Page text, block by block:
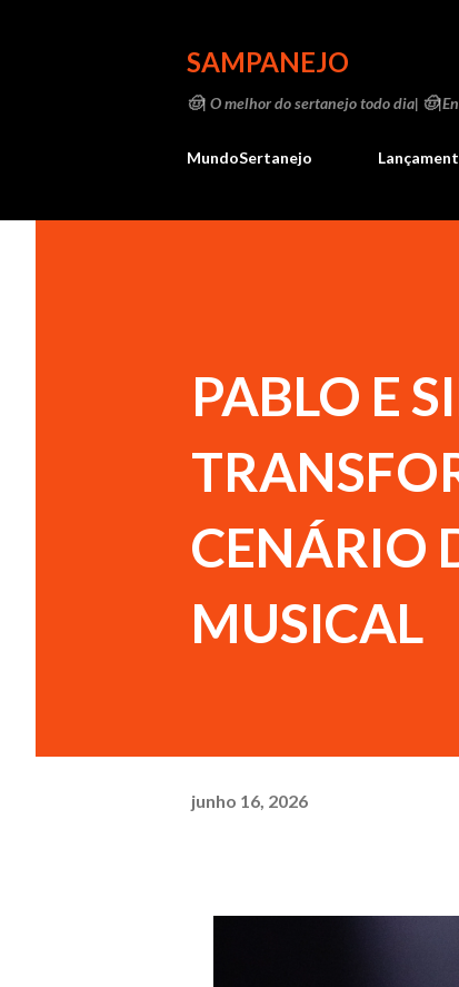
SAMPANEJO
🤠| O melhor do sertanejo todo dia|
MundoSertanejo
PABLO E
CENÁRIO
MUSICAL
junho 16, 2026